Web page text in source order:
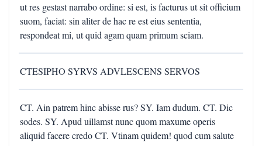
ut res gestast narrabo ordine: si est, is facturus ut sit officium
suom, faciat: sin aliter de hac re est eius sententia,
respondeat mi, ut quid agam quam primum sciam.
CTESIPHO SYRVS ADVLESCENS SERVOS
CT. Ain patrem hinc abisse rus? SY. Iam dudum. CT. Dic
sodes. SY. Apud uillamst nunc quom maxume operis
aliquid facere credo CT. Vtinam quidem! quod cum salute